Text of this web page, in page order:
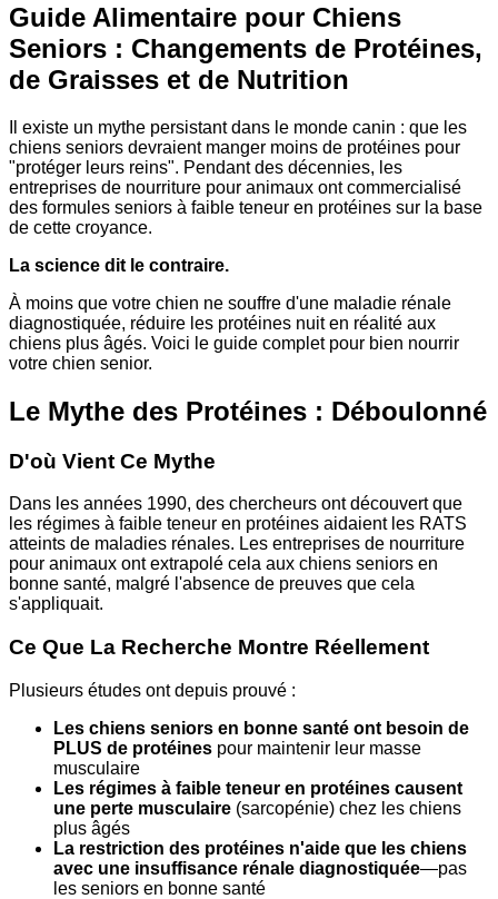
Guide Alimentaire pour Chiens
Seniors : Changements de Protéines,
de Graisses et de Nutrition
Il existe un mythe persistant dans le monde canin : que les
chiens seniors devraient manger moins de protéines pour
"protéger leurs reins". Pendant des décennies, les
entreprises de nourriture pour animaux ont commercialisé
des formules seniors à faible teneur en protéines sur la base
de cette croyance.
La science dit le contraire.
À moins que votre chien ne souffre d'une maladie rénale
diagnostiquée, réduire les protéines nuit en réalité aux
chiens plus âgés. Voici le guide complet pour bien nourrir
votre chien senior.
Le Mythe des Protéines : Déboulonné
D'où Vient Ce Mythe
Dans les années 1990, des chercheurs ont découvert que
les régimes à faible teneur en protéines aidaient les RATS
atteints de maladies rénales. Les entreprises de nourriture
pour animaux ont extrapolé cela aux chiens seniors en
bonne santé, malgré l'absence de preuves que cela
s'appliquait.
Ce Que La Recherche Montre Réellement
Plusieurs études ont depuis prouvé :
Les chiens seniors en bonne santé ont besoin de
PLUS de protéines pour maintenir leur masse
musculaire
Les régimes à faible teneur en protéines causent
une perte musculaire (sarcopénie) chez les chiens
plus âgés
La restriction des protéines n'aide que les chiens
avec une insuffisance rénale diagnostiquée—pas
les seniors en bonne santé